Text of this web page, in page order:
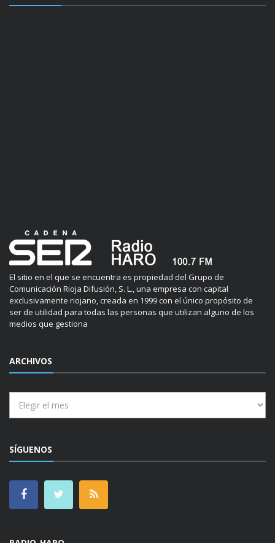
El sitio en el que se encuentra es propiedad del Grupo de
Comunicación Rioja Difusión, S. L., una empresa con capital
exclusivamente riojano, creada en 1999 con el único propósito de
ser de utilidad para todas las personas que utilizan alguno de los
medios que gestiona
ARCHIVOS
SÍGUENOS